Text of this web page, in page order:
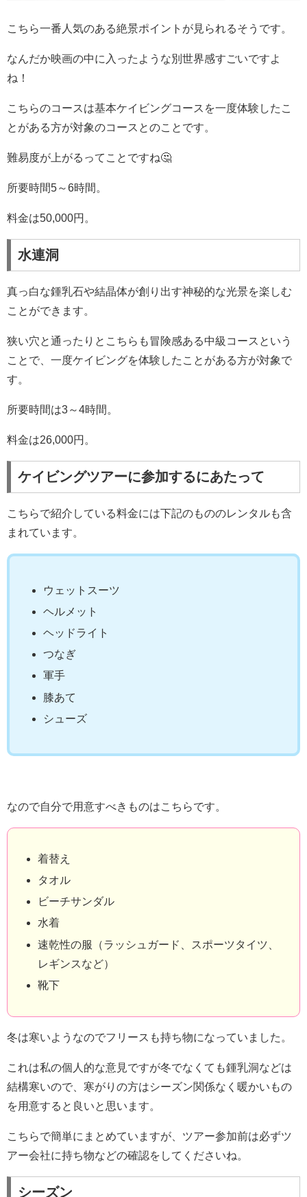
こちら一番人気のある絶景ポイントが見られるそうです。
なんだか映画の中に入ったような別世界感すごいですよ
ね！
こちらのコースは基本ケイビングコースを一度体験したこ
とがある方が対象のコースとのことです。
難易度が上がるってことですね🤔
所要時間5～6時間。
料金は50,000円。
水連洞
真っ白な鍾乳石や結晶体が創り出す神秘的な光景を楽しむ
ことができます。
狭い穴と通ったりとこちらも冒険感ある中級コースという
ことで、一度ケイビングを体験したことがある方が対象で
す。
所要時間は3～4時間。
料金は26,000円。
ケイビングツアーに参加するにあたって
こちらで紹介している料金には下記のもののレンタルも含
まれています。
ウェットスーツ
ヘルメット
ヘッドライト
つなぎ
軍手
膝あて
シューズ
なので自分で用意すべきものはこちらです。
着替え
タオル
ビーチサンダル
水着
速乾性の服（ラッシュガード、スポーツタイツ、
レギンスなど）
靴下
冬は寒いようなのでフリースも持ち物になっていました。
これは私の個人的な意見ですが冬でなくても鍾乳洞などは
結構寒いので、寒がりの方はシーズン関係なく暖かいもの
を用意すると良いと思います。
こちらで簡単にまとめていますが、ツアー参加前は必ずツ
アー会社に持ち物などの確認をしてくださいね。
シーズン